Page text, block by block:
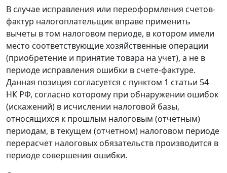
В случае исправления или переоформления счетов-
фактур налогоплательщик вправе применить
вычеты в том налоговом периоде, в котором имели
место соответствующие хозяйственные операции
(приобретение и принятие товара на учет), а не в
периоде исправления ошибки в счете-фактуре.
Данная позиция согласуется с пунктом 1 статьи 54
НК РФ, согласно которому при обнаружении ошибок
(искажений) в исчислении налоговой базы,
относящихся к прошлым налоговым (отчетным)
периодам, в текущем (отчетном) налоговом периоде
перерасчет налоговых обязательств производится в
периоде совершения ошибки.